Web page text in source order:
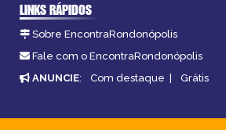
LINKS RÁPIDOS
Sobre EncontraRondonópolis
Fale com o EncontraRondonópolis
ANUNCIE: Com destaque | Grátis